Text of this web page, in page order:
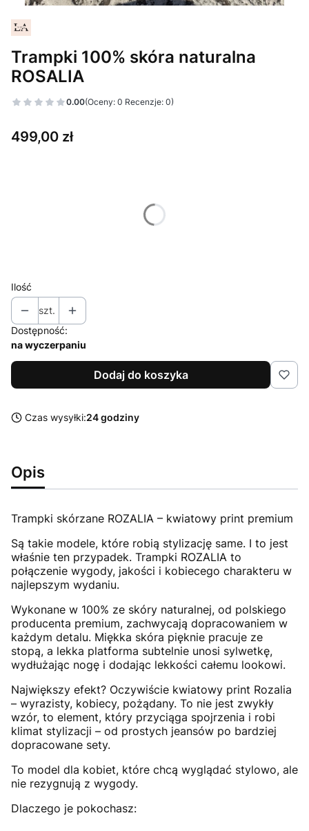
Trampki 100% skóra naturalna
ROSALIA
0.00(Oceny: 0 Recenzje: 0)
Cena
499,00 zł
Ilość
szt.
Dostępność:
na wyczerpaniu
Dodaj do koszyka
Czas wysyłki:24 godziny
Opis
Trampki skórzane ROZALIA – kwiatowy print premium
Są takie modele, które robią stylizację same. I to jest
właśnie ten przypadek. Trampki ROZALIA to
połączenie wygody, jakości i kobiecego charakteru w
najlepszym wydaniu.
Wykonane w 100% ze skóry naturalnej, od polskiego
producenta premium, zachwycają dopracowaniem w
każdym detalu. Miękka skóra pięknie pracuje ze
stopą, a lekka platforma subtelnie unosi sylwetkę,
wydłużając nogę i dodając lekkości całemu lookowi.
Największy efekt? Oczywiście kwiatowy print Rozalia
– wyrazisty, kobiecy, pożądany. To nie jest zwykły
wzór, to element, który przyciąga spojrzenia i robi
klimat stylizacji – od prostych jeansów po bardziej
dopracowane sety.
To model dla kobiet, które chcą wyglądać stylowo, ale
nie rezygnują z wygody.
Dlaczego je pokochasz: